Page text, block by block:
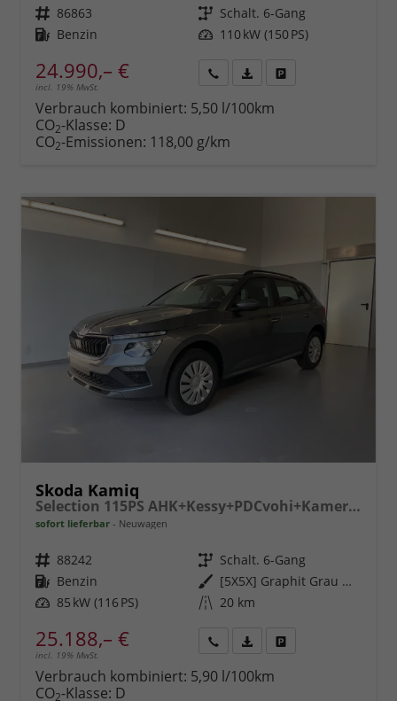
Fahrzeugnr. 86863 Getriebe Schalt. 6-Gang
Kraftstoff Benzin Leistung 110 kW (150 PS)
24.990,– €
incl. 19% MwSt.
anfordern
Datei,
Verbrauch kombiniert: 5,50 l/100km
CO2-Klasse: D
CO2-Emissionen: 118,00 g/km
Skoda Kamiq
Selection 115PS AHK+Kessy+PDCvohi+Kamera+Climatronic+AppConnect+Sitzheizung
sofort lieferbar Neuwagen
Fahrzeugnr. 88242 Getriebe Schalt. 6-Gang
Kraftstoff Benzin Außenfarbe
[5X5X] Graphit Grau Metallic
Leistung 85 kW (116 PS) Kilometerstand 20 km
25.188,– €
incl. 19% MwSt.
anfordern
Datei,
Verbrauch kombiniert: 5,90 l/100km
CO2-Klasse: D